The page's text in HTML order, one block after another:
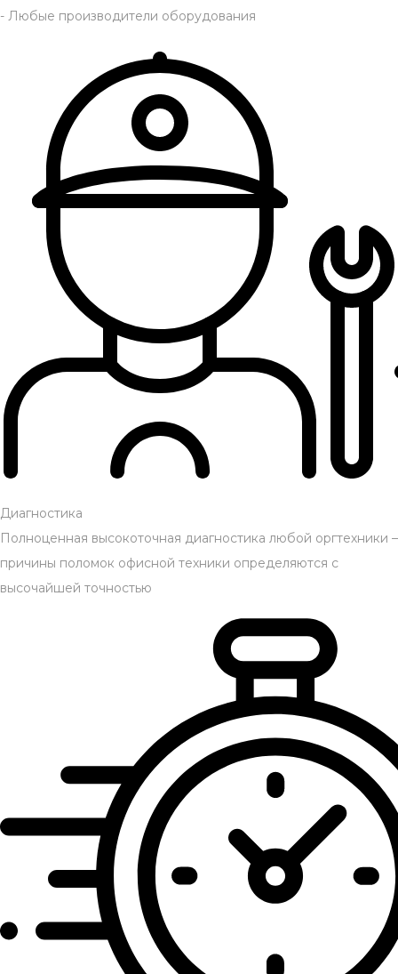
- Любые производители оборудования
Диагностика
Полноценная высокоточная диагностика любой оргтехники –
причины поломок офисной техники определяются с
высочайшей точностью